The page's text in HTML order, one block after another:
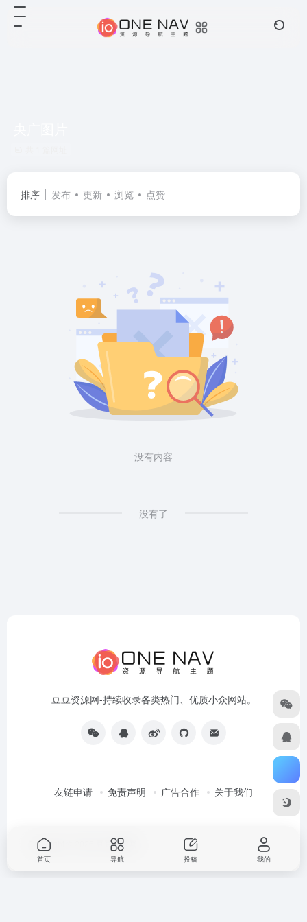
排序 发布 更新 浏览 点赞
没有内容
没有了
豆豆资源网-持续收录各类热门、优质小众网站。
友链申请 免责声明 广告合作 关于我们
Copyright © 2026 豆豆资源网
首页 导航 投稿 我的